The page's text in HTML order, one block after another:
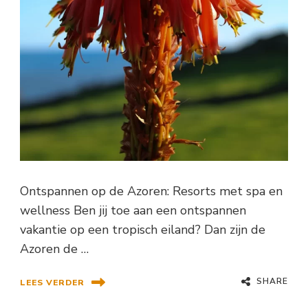
Ontspannen op de Azoren: Resorts met spa en
wellness Ben jij toe aan een ontspannen
vakantie op een tropisch eiland? Dan zijn de
Azoren de …
LEES VERDER SHARE